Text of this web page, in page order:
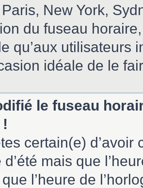
New York,
du fuseau
qu’aux utilisateurs
idéale de le
le fuseau
certain(e)
d’été mais que
l’heure de